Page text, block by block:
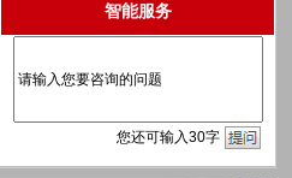
智能服务
您还可输入30字